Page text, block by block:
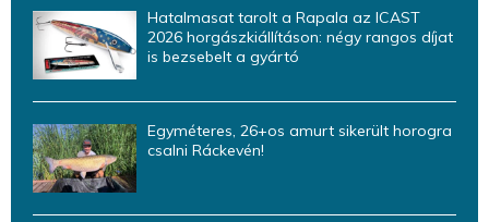
Hatalmasat tarolt a Rapala az ICAST
2026 horgászkiállításon: négy rangos díjat
is bezsebelt a gyártó
Egyméteres, 26+os amurt sikerült horogra
csalni Ráckevén!